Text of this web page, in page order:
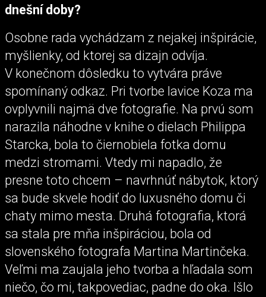
dnešní doby?
Osobne rada vychádzam z nejakej inšpirácie,
myšlienky, od ktorej sa dizajn odvíja.
V konečnom dôsledku to vytvára práve
spomínaný odkaz. Pri tvorbe lavice Koza ma
ovplyvnili najmä dve fotografie. Na prvú som
narazila náhodne v knihe o dielach Philippa
Starcka, bola to čiernobiela fotka domu
medzi stromami. Vtedy mi napadlo, že
presne toto chcem – navrhnúť nábytok, ktorý
sa bude skvele hodiť do luxusného domu či
chaty mimo mesta. Druhá fotografia, ktorá
sa stala pre mňa inšpiráciou, bola od
slovenského fotografa Martina Martinčeka.
Veľmi ma zaujala jeho tvorba a hľadala som
niečo, čo mi, takpovediac, padne do oka. Išlo